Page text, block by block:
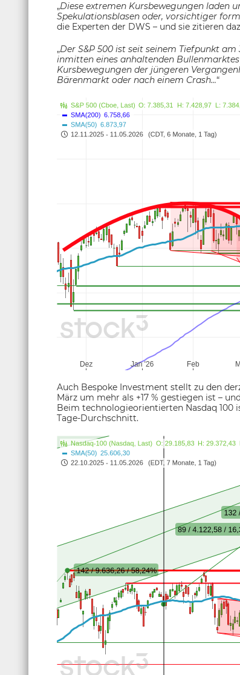
„Diese extremen Kursbewegungen laden
Spekulationsblasen oder, vorsichtiger
die Experten der DWS – und sie zitieren
„Der S&P 500 ist seit seinem Tiefpunkt
inmitten eines anhaltenden
Kursbewegungen der jüngeren
Bärenmarkt oder nach einem Crash...“
Auch Bespoke Investment stellt zu den
März um mehr als +17 % gestiegen ist –
Beim technologieorientierten Nasdaq 100
Tage-Durchschnitt.